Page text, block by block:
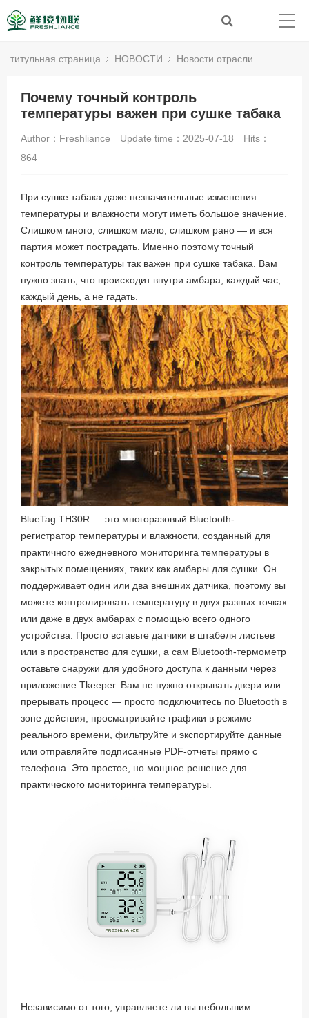
титульная страница НОВОСТИ Новости отрасли
Почему точный контроль
температуры важен при сушке табака
Author：Freshliance Update time：2025-07-18
Hits：
864
При сушке табака даже незначительные изменения
температуры и влажности могут иметь большое значение.
Слишком много, слишком мало, слишком рано — и вся
партия может пострадать. Именно поэтому точный
контроль температуры так важен при сушке табака. Вам
нужно знать, что происходит внутри амбара, каждый час,
каждый день, а не гадать.
BlueTag TH30R — это многоразовый Bluetooth-
регистратор температуры и влажности, созданный для
практичного ежедневного мониторинга температуры в
закрытых помещениях, таких как амбары для сушки. Он
поддерживает один или два внешних датчика, поэтому вы
можете контролировать температуру в двух разных точках
или даже в двух амбарах с помощью всего одного
устройства. Просто вставьте датчики в штабеля листьев
или в пространство для сушки, а сам Bluetooth-термометр
оставьте снаружи для удобного доступа к данным через
приложение Tkeeper. Вам не нужно открывать двери или
прерывать процесс — просто подключитесь по Bluetooth в
зоне действия, просматривайте графики в режиме
реального времени, фильтруйте и экспортируйте данные
или отправляйте подписанные PDF-отчеты прямо с
телефона. Это простое, но мощное решение для
практического мониторинга температуры.
Независимо от того, управляете ли вы небольшим